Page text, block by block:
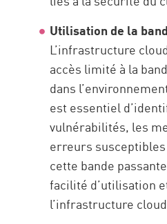
Utilisation de la
L’infrastructure
accès limité à la
dans
est essentiel
vulnérabilités, les
erreurs
cette bande
facilité d’utilisation
l’infrastructure